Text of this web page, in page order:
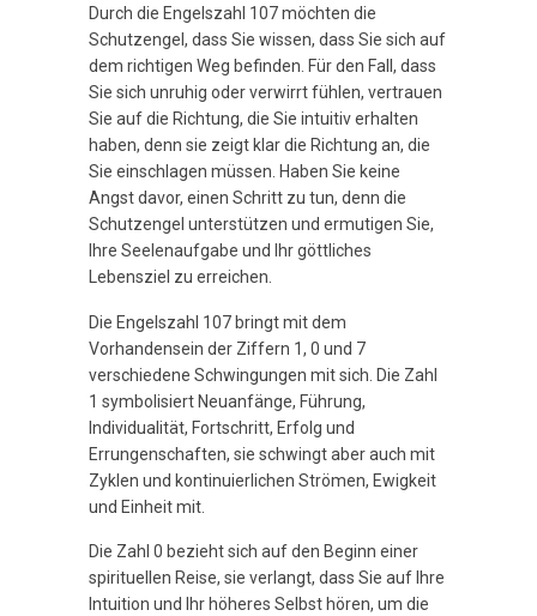
Durch die Engelszahl 107 möchten die
Schutzengel, dass Sie wissen, dass Sie sich auf
dem richtigen Weg befinden. Für den Fall, dass
Sie sich unruhig oder verwirrt fühlen, vertrauen
Sie auf die Richtung, die Sie intuitiv erhalten
haben, denn sie zeigt klar die Richtung an, die
Sie einschlagen müssen. Haben Sie keine
Angst davor, einen Schritt zu tun, denn die
Schutzengel unterstützen und ermutigen Sie,
Ihre Seelenaufgabe und Ihr göttliches
Lebensziel zu erreichen.
Die Engelszahl 107 bringt mit dem
Vorhandensein der Ziffern 1, 0 und 7
verschiedene Schwingungen mit sich. Die Zahl
1 symbolisiert Neuanfänge, Führung,
Individualität, Fortschritt, Erfolg und
Errungenschaften, sie schwingt aber auch mit
Zyklen und kontinuierlichen Strömen, Ewigkeit
und Einheit mit.
Die Zahl 0 bezieht sich auf den Beginn einer
spirituellen Reise, sie verlangt, dass Sie auf Ihre
Intuition und Ihr höheres Selbst hören, um die